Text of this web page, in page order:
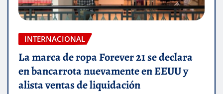
INTERNACIONAL
La marca de ropa Forever 21 se declara
en bancarrota nuevamente en EEUU y
alista ventas de liquidación